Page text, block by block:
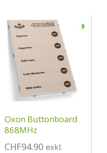
◑
Oxon Buttonboard
868MHz
CHF94.90 exkl.